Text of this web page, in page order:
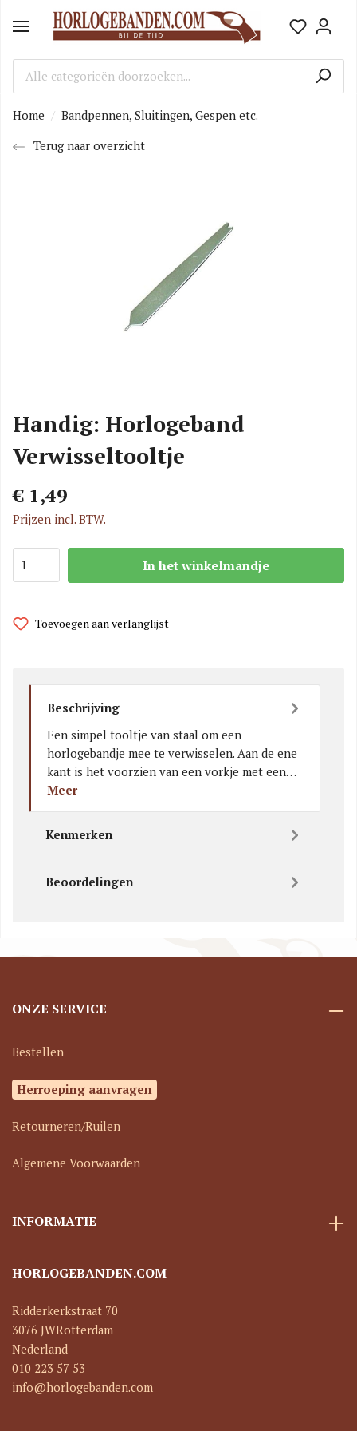
Home
Bandpennen, Sluitingen, Gespen etc.
Terug naar overzicht
Handig: Horlogeband
Verwisseltooltje
€ 1,49
Prijzen incl. BTW.
In het winkelmandje
Toevoegen aan verlanglijst
Beschrijving
Een simpel tooltje van staal om een
horlogebandje mee te verwisselen. Aan de ene
kant is het voorzien van een vorkje met een…
Meer
Kenmerken
Beoordelingen
ONZE SERVICE
Bestellen
Herroeping aanvragen
Retourneren/Ruilen
Algemene Voorwaarden
INFORMATIE
HORLOGEBANDEN.COM
Ridderkerkstraat 70
3076 JWRotterdam
Nederland
010 223 57 53
info@horlogebanden.com